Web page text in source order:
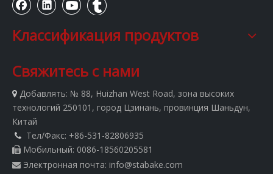
Классификация продуктов
Свяжитесь с нами
 Добавлять: № 88, Huizhan West Road, зона высоких
технологий 250101, город Цзинань, провинция Шаньдун,
Китай
 Тел/Факс: +86-531-82806935
 Мобильный: 0086-18560205581
 Электронная почта: info@stabake.com